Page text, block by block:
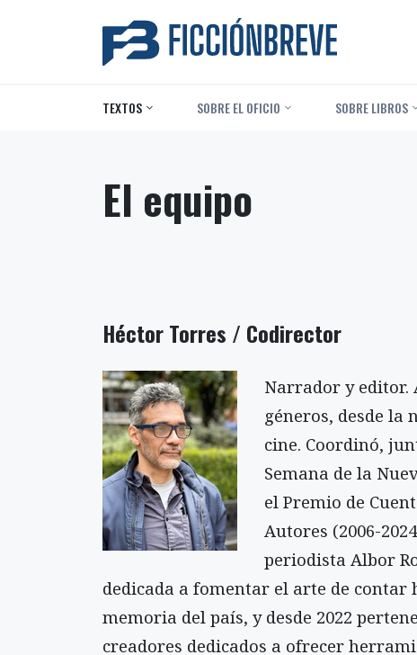
TEXTOS ‎ SOBRE EL OFICIO ‎ SOBRE LIBROS
El equipo
Héctor Torres / Codirector
Narrador y editor.
géneros, desde la
cine. Coordinó,
Semana de la
el Premio de
Autores (2006-
periodista Albor
dedicada a fomentar el arte de
memoria del país, y desde 2022
creadores dedicados a ofrecer